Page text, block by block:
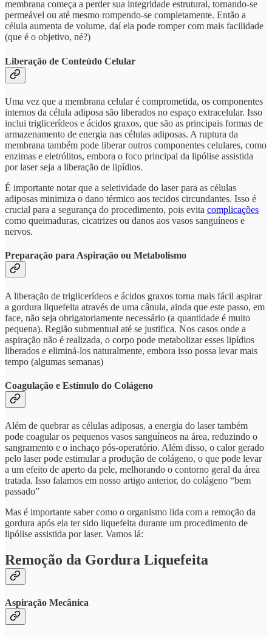
membrana começa a perder sua integridade estrutural, tornando-se
permeável ou até mesmo rompendo-se completamente. Então a
célula aumenta de volume, daí ela pode romper com mais facilidade
(que é o objetivo, né?)
Liberação de Conteúdo Celular
Uma vez que a membrana celular é comprometida, os componentes
internos da célula adiposa são liberados no espaço extracelular. Isso
inclui triglicerídeos e ácidos graxos, que são as principais formas de
armazenamento de energia nas células adiposas. A ruptura da
membrana também pode liberar outros componentes celulares, como
enzimas e eletrólitos, embora o foco principal da lipólise assistida
por laser seja a liberação de lipídios.
É importante notar que a seletividade do laser para as células
adiposas minimiza o dano térmico aos tecidos circundantes. Isso é
crucial para a segurança do procedimento, pois evita complicações
como queimaduras, cicatrizes ou danos aos vasos sanguíneos e
nervos.
Preparação para Aspiração ou Metabolismo
A liberação de triglicerídeos e ácidos graxos torna mais fácil aspirar
a gordura liquefeita através de uma cânula, ainda que este passo, em
face, não seja obrigatoriamente necessário (a quantidade é muito
pequena). Região submentual até se justifica. Nos casos onde a
aspiração não é realizada, o corpo pode metabolizar esses lipídios
liberados e eliminá-los naturalmente, embora isso possa levar mais
tempo (algumas semanas)
Coagulação e Estímulo do Colágeno
Além de quebrar as células adiposas, a energia do laser também
pode coagular os pequenos vasos sanguíneos na área, reduzindo o
sangramento e o inchaço pós-operatório. Além disso, o calor gerado
pelo laser pode estimular a produção de colágeno, o que pode levar
a um efeito de aperto da pele, melhorando o contorno geral da área
tratada. Isso falamos em nosso artigo anterior, do colágeno “bem
passado”
Mas é importante saber como o organismo lida com a remoção da
gordura após ela ter sido liquefeita durante um procedimento de
lipólise assistida por laser. Vamos lá:
Remoção da Gordura Liquefeita
Aspiração Mecânica